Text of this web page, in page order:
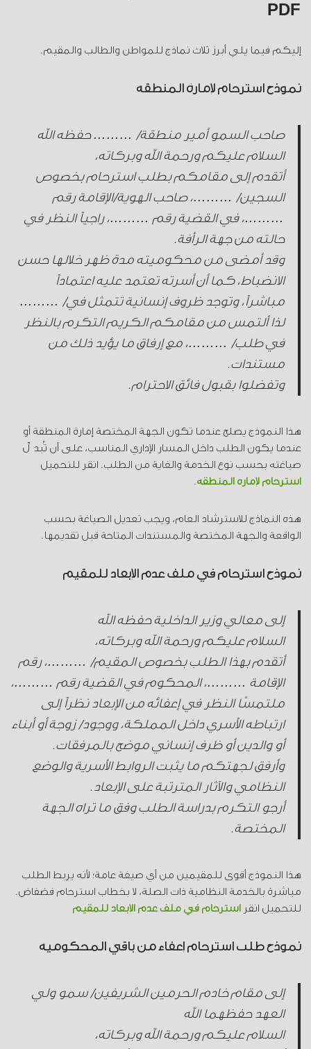
PDF
إليكم فيما يلي أبرز ثلاث نماذج للمواطن والطالب والمقيم.
نموذج استرحام لإمارة المنطقة
صاحب السمو أمير منطقة/ ……… حفظه الله
السلام عليكم ورحمة الله وبركاته،
أتقدم إلى مقامكم بطلب استرحام بخصوص
السجين/ ………، صاحب الهوية/الإقامة رقم
………، في القضية رقم ………، راجياً النظر في
حالته من جهة الرأفة.
وقد أمضى من محكوميته مدة ظهر خلالها حسن
الانضباط، كما أن أسرته تعتمد عليه اعتماداً
مباشراً، وتوجد ظروف إنسانية تتمثل في/ ………
لذا ألتمس من مقامكم الكريم التكرم بالنظر
في طلب/ ………، مع إرفاق ما يؤيد ذلك من
مستندات.
وتفضلوا بقبول فائق الاحترام.
هذا النموذج يصلح عندما تكون الجهة المختصة إمارة المنطقة أو
عندما يكون الطلب داخل المسار الإداري المناسب، على أن تُبدّل
صياغته بحسب نوع الخدمة والغاية من الطلب. انقر للتحميل
استرحام لإمارة المنطقة.
هذه النماذج للاسترشاد العام، ويجب تعديل الصياغة بحسب
الواقعة والجهة المختصة والمستندات المتاحة قبل تقديمها.
نموذج استرحام في ملف عدم الإبعاد للمقيم
إلى معالي وزير الداخلية حفظه الله
السلام عليكم ورحمة الله وبركاته،
أتقدم بهذا الطلب بخصوص المقيم/ ………، رقم
الإقامة ………، المحكوم في القضية رقم ………،
ملتمسًا النظر في إعفائه من الإبعاد نظراً إلى
ارتباطه الأسري داخل المملكة، ووجود/ زوجة أو أبناء
أو والدين أو ظرف إنساني موضح بالمرفقات.
وأرفق لجهتكم ما يثبت الروابط الأسرية والوضع
النظامي والآثار المترتبة على الإبعاد.
أرجو التكرم بدراسة الطلب وفق ما تراه الجهة
المختصة.
هذا النموذج أقوى للمقيمين من أي صيغة عامة؛ لأنه يربط الطلب
مباشرة بالخدمة النظامية ذات الصلة، لا بخطاب استرحام فضفاض.
للتحميل انقر
استرحام في ملف عدم الإبعاد للمقيم
نموذج طلب استرحام إعفاء من باقي المحكومية
إلى مقام خادم الحرمين الشريفين/ سمو ولي
العهد حفظهما الله
السلام عليكم ورحمة الله وبركاته،